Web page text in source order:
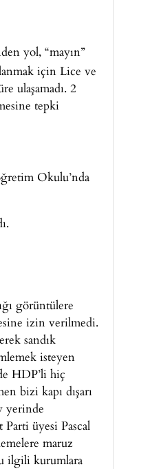
yol, “mayın”
için Lice ve
ulaşamadı. 2
tepki
Okulu’nda
görüntülere
izin verilmedi.
sandık
isteyen
HDP’li hiç
bizi kapı dışarı
yerinde
üyesi Pascal
maruz
ilgili kurumlara